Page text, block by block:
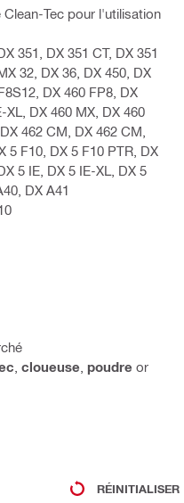
Tec pour l'utilisation
351, DX 351 CT, DX 351
32, DX 36, DX 450, DX
DX 460 FP8, DX
XL, DX 460 MX, DX 460
462 CM, DX 462 CM,
5 F10, DX 5 F10 PTR, DX
5 IE, DX 5 IE-XL, DX 5
DX A41
cloueuse poudre or
RÉINITIALISER